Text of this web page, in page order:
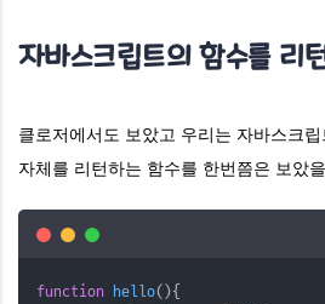
자바스크립트의 함수를 리
클로저에서도 보았고 우리는 자바스크
자체를 리턴하는 함수를 한번쯤은 보았
function hello(){